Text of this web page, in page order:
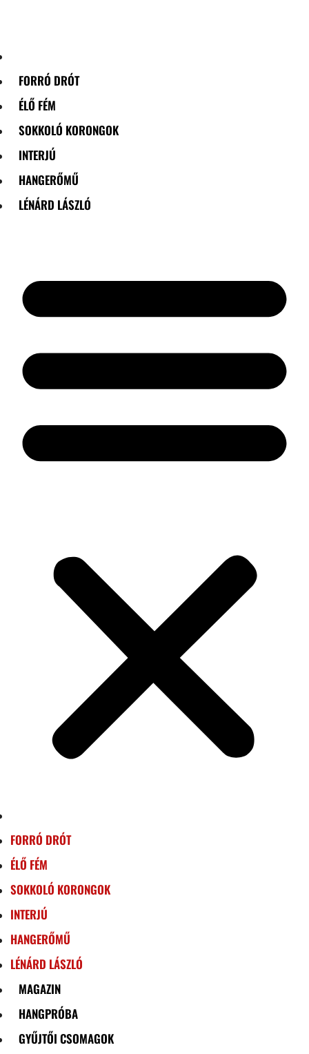
FORRÓ DRÓT
ÉLŐ FÉM
SOKKOLÓ KORONGOK
INTERJÚ
HANGERŐMŰ
LÉNÁRD LÁSZLÓ
FORRÓ DRÓT
ÉLŐ FÉM
SOKKOLÓ KORONGOK
INTERJÚ
HANGERŐMŰ
LÉNÁRD LÁSZLÓ
MAGAZIN
HANGPRÓBA
GYŰJTŐI CSOMAGOK